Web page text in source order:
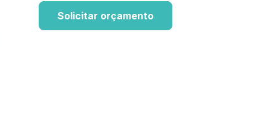
Solicitar orçamento